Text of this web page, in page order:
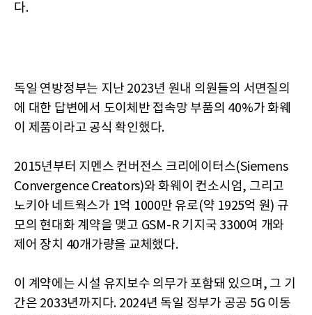
다.
독일 연방정부는 지난 2023년 원내 의원들의 서면질의
에 대한 답변에서 도이체반 접속망 부품의 40%가 화웨
이 제품이라고 공식 확인했다.
2015년부터 지멘스 컨버전스 크리에이터스(Siemens
Convergence Creators)와 화웨이 컨소시엄, 그리고
노키아 네트웍스가 1억 1000만 유로(약 1925억 원) 규
모의 현대화 계약을 맺고 GSM-R 기지국 3300여 개와
제어 장치 40개가량을 교체했다.
이 계약에는 시설 유지보수 의무가 포함돼 있으며, 그 기
간은 2033년까지다. 2024년 독일 정부가 공공 5G 이동